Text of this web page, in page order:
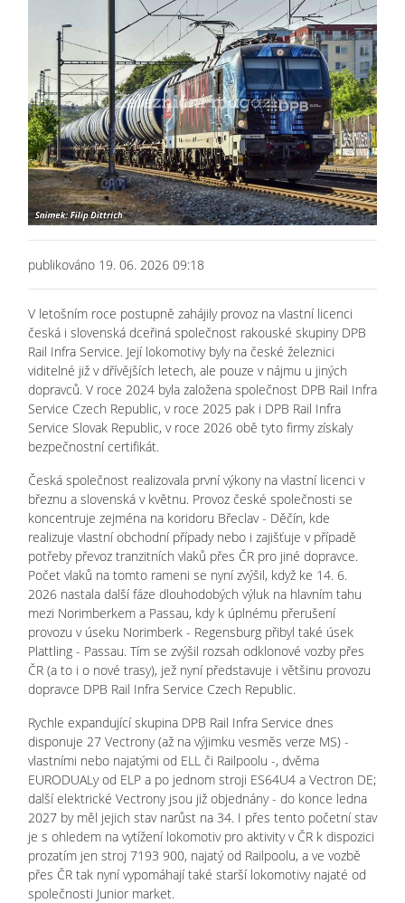
publikováno 19. 06. 2026 09:18
V letošním roce postupně zahájily provoz na vlastní licenci
česká i slovenská dceřiná společnost rakouské skupiny DPB
Rail Infra Service. Její lokomotivy byly na české železnici
viditelné již v dřívějších letech, ale pouze v nájmu u jiných
dopravců. V roce 2024 byla založena společnost DPB Rail Infra
Service Czech Republic, v roce 2025 pak i DPB Rail Infra
Service Slovak Republic, v roce 2026 obě tyto firmy získaly
bezpečnostní certifikát.
Česká společnost realizovala první výkony na vlastní licenci v
březnu a slovenská v květnu. Provoz české společnosti se
koncentruje zejména na koridoru Břeclav - Děčín, kde
realizuje vlastní obchodní případy nebo i zajišťuje v případě
potřeby převoz tranzitních vlaků přes ČR pro jiné dopravce.
Počet vlaků na tomto rameni se nyní zvýšil, když ke 14. 6.
2026 nastala další fáze dlouhodobých výluk na hlavním tahu
mezi Norimberkem a Passau, kdy k úplnému přerušení
provozu v úseku Norimberk - Regensburg přibyl také úsek
Plattling - Passau. Tím se zvýšil rozsah odklonové vozby přes
ČR (a to i o nové trasy), jež nyní představuje i většinu provozu
dopravce DPB Rail Infra Service Czech Republic.
Rychle expandující skupina DPB Rail Infra Service dnes
disponuje 27 Vectrony (až na výjimku vesměs verze MS) -
vlastními nebo najatými od ELL či Railpoolu -, dvěma
EURODUALy od ELP a po jednom stroji ES64U4 a Vectron DE;
další elektrické Vectrony jsou již objednány - do konce ledna
2027 by měl jejich stav narůst na 34. I přes tento početní stav
je s ohledem na vytížení lokomotiv pro aktivity v ČR k dispozici
prozatím jen stroj 7193 900, najatý od Railpoolu, a ve vozbě
přes ČR tak nyní vypomáhají také starší lokomotivy najaté od
společnosti Junior market.